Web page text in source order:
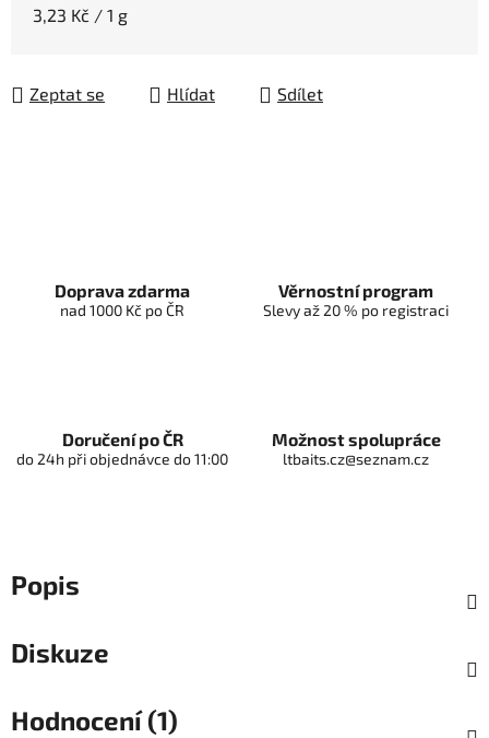
Měrná cena:
3,23 Kč / 1 g
Zeptat se Hlídat Sdílet
Doprava zdarma
nad 1000 Kč po ČR
Věrnostní program
Slevy až 20 % po registraci
Doručení po ČR
do 24h při objednávce do 11:00
Možnost spolupráce
ltbaits.cz@seznam.cz
Popis
Diskuze
Hodnocení (1)